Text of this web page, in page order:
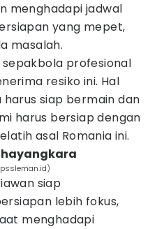
menghadapi jadwal
yang mepet,
masalah.
profesional
resiko ini. Hal
siap bermain dan
harus bersiap dengan
asal Romania ini.
siap
lebih fokus,
menghadapi